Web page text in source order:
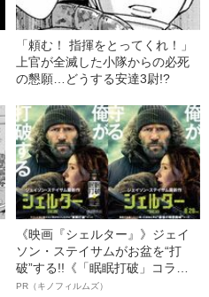
「頼む！ 指揮をとってくれ！」
上官が全滅した小隊からの必死
の懇願…どうする安達3尉!?
《映画『シェルター』》ジェイ
ソン・ステイサムがお盆を“打
破”する!!《「眠眠打破」コラ
ボ》
PR（キノフィルムズ）